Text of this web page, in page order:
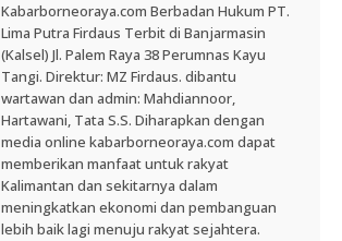
Kabarborneoraya.com Berbadan Hukum PT.
Lima Putra Firdaus Terbit di Banjarmasin
(Kalsel) Jl. Palem Raya 38 Perumnas Kayu
Tangi. Direktur: MZ Firdaus. dibantu
wartawan dan admin: Mahdiannoor,
Hartawani, Tata S.S. Diharapkan dengan
media online kabarborneoraya.com dapat
memberikan manfaat untuk rakyat
Kalimantan dan sekitarnya dalam
meningkatkan ekonomi dan pembanguan
lebih baik lagi menuju rakyat sejahtera.